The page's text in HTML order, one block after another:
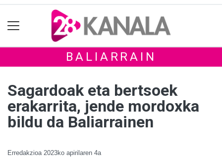
BALIARRAIN
Sagardoak eta bertsoek
erakarrita, jende mordoxka
bildu da Baliarrainen
Erredakzioa 2023ko apirilaren 4a